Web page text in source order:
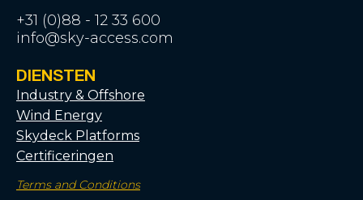
+31 (0)88 - 12 33 600
info@sky-access.com
DIENSTEN
Industry & Offshore
Wind Energy
Skydeck Platforms
Certificeringen
Terms and Conditions